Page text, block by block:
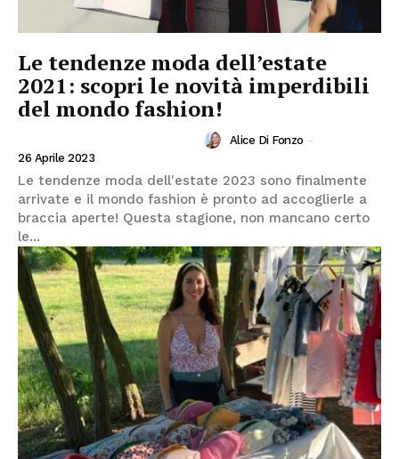
Le tendenze moda dell’estate
2021: scopri le novità imperdibili
del mondo fashion!
Alice Di Fonzo -
26 Aprile 2023
Le tendenze moda dell'estate 2023 sono finalmente
arrivate e il mondo fashion è pronto ad accoglierle a
braccia aperte! Questa stagione, non mancano certo
le...